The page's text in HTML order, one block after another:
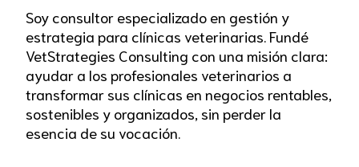
Soy consultor especializado en gestión y
estrategia para clínicas veterinarias. Fundé
VetStrategies Consulting con una misión clara:
ayudar a los profesionales veterinarios a
transformar sus clínicas en negocios rentables,
sostenibles y organizados, sin perder la
esencia de su vocación.